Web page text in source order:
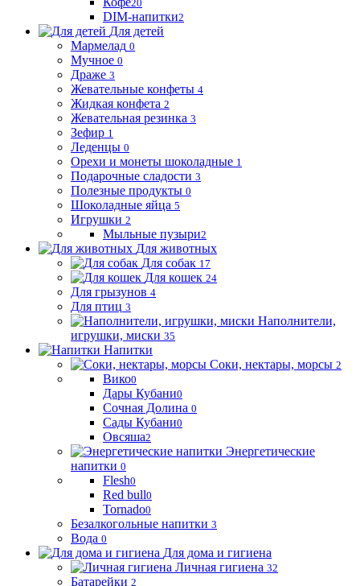
20
DIM-напитки2
Для детей
Мармелад 0
Мучное 0
Драже 3
Жевательные конфеты 4
Жидкая конфета 2
Жевательная резинка 3
Зефир 1
Леденцы 0
Орехи и монеты шоколадные 1
Подарочные сладости 3
Полезные продукты 0
Шоколадные яйца 5
Игрушки 2
Мыльные пузыри2
Для животных
Для собак 17
Для кошек 24
Для грызунов 4
Для птиц 3
Наполнители,
игрушки, миски 35
Напитки
Соки, нектары, морсы 2
Вико0
Дары Кубани0
Сочная Долина 0
Сады Кубани0
Овсяша2
Энергетические
напитки 0
Flesh0
Red bull0
Tornado0
Безалкогольные напитки 3
Вода 0
Для дома и гигиена
Личная гигиена 32
Батарейки 2